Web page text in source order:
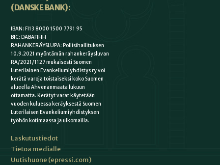
(DANSKE BANK):
IBAN: FI13 8000 1500 7791 95
BIC: DABAFIHH
RAHANKERÄYSLUPA: Poliisihallituksen
10.9.2021 myöntämän rahankeräysluvan
RA/2021/1127 mukaisesti Suomen
Luterilainen Evankeliumiyhdistys ry voi
kerätä varoja toistaiseksi koko Suomen
alueella Ahvenanmaata lukuun
ottamatta. Kerätyt varat käytetään
vuoden kuluessa keräyksestä Suomen
Luterilaisen Evankeliumiyhdistyksen
työhön kotimaassa ja ulkomailla.
Laskutustiedot
Tietoa medialle
Uutishuone (epressi.com)